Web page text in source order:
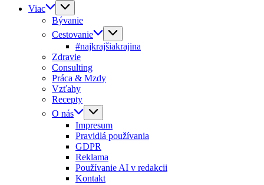
Viac
Bývanie
Cestovanie
#najkrajšiakrajina
Zdravie
Consulting
Práca & Mzdy
Vzťahy
Recepty
O nás
Impresum
Pravidlá používania
GDPR
Reklama
Používanie AI v redakcii
Kontakt